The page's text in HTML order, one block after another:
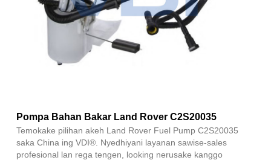
Pompa Bahan Bakar Land Rover C2S20035
Temokake pilihan akeh Land Rover Fuel Pump C2S20035
saka China ing VDI®. Nyedhiyani layanan sawise-sales
profesional lan rega tengen, looking nerusake kanggo